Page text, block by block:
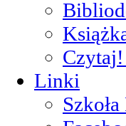
Linki